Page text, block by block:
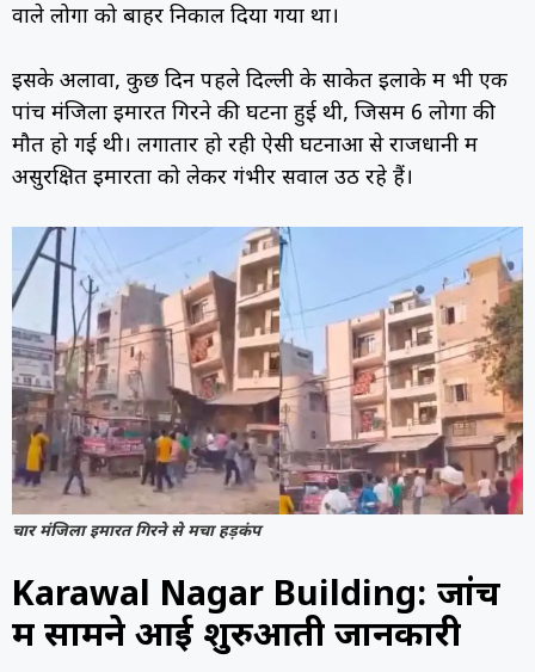
वाले लोगों को बाहर निकाल दिया गया था।
इसके अलावा, कुछ दिन पहले दिल्ली के साकेत इलाके में भी एक
पांच मंजिला इमारत गिरने की घटना हुई थी, जिसमें 6 लोगों की
मौत हो गई थी। लगातार हो रही ऐसी घटनाओं से राजधानी में
असुरक्षित इमारतों को लेकर गंभीर सवाल उठ रहे हैं।
चार मंजिला इमारत गिरने से मचा हड़कंप
Karawal Nagar Building: जांच
में सामने आई शुरुआती जानकारी